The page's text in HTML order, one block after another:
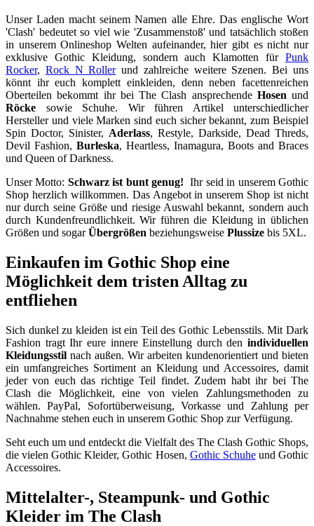
Unser Laden macht seinem Namen alle Ehre. Das englische Wort
'Clash' bedeutet so viel wie 'Zusammenstoß' und tatsächlich stoßen
in unserem Onlineshop Welten aufeinander, hier gibt es nicht nur
exklusive Gothic Kleidung, sondern auch Klamotten für Punk
Rocker, Rock N Rollerund zahlreiche weitere Szenen. Bei uns
könnt ihr euch komplett einkleiden, denn neben facettenreichen
Oberteilen bekommt ihr bei The Clash ansprechende Hosen und
Röcke sowie Schuhe. Wir führen Artikel unterschiedlicher
Hersteller und viele Marken sind euch sicher bekannt, zum Beispiel
Spin Doctor, Sinister, Aderlass, Restyle, Darkside, Dead Threds,
Devil Fashion, Burleska, Heartless, Inamagura, Boots and Braces
und Queen of Darkness.
Unser Motto: Schwarz ist bunt genug! Ihr seid in unserem Gothic
Shop herzlich willkommen. Das Angebot in unserem Shop ist nicht
nur durch seine Größe und riesige Auswahl bekannt, sondern auch
durch Kundenfreundlichkeit. Wir führen die Kleidung in üblichen
Größen und sogarÜbergrößen beziehungsweise Plussize bis 5XL.
Einkaufen im Gothic Shop eine
Möglichkeit dem tristen Alltag zu
entfliehen
Sich dunkel zu kleiden ist ein Teil des Gothic Lebensstils. Mit Dark
Fashion tragt Ihr eure innere Einstellung durch den individuellen
Kleidungsstil nach außen. Wir arbeiten kundenorientiert und bieten
ein umfangreiches Sortiment an Kleidung und Accessoires, damit
jeder von euch das richtige Teil findet. Zudem habt ihr bei The
Clash die Möglichkeit, eine von vielen Zahlungsmethoden zu
wählen. PayPal, Sofortüberweisung, Vorkasse und Zahlung per
Nachnahme stehen euch in unserem Gothic Shop zur Verfügung.
Seht euch um und entdeckt die Vielfalt des The Clash Gothic Shops,
die vielen Gothic Kleider, Gothic Hosen, Gothic Schuheund Gothic
Accessoires.
Mittelalter-, Steampunk- und Gothic
Kleider im The Clash